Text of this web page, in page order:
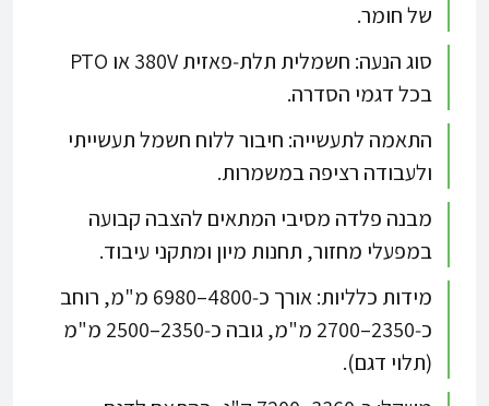
של חומר.​
סוג הנעה: חשמלית תלת‑פאזית 380V או PTO
בכל דגמי הסדרה.​
התאמה לתעשייה: חיבור ללוח חשמל תעשייתי
ולעבודה רציפה במשמרות.​
מבנה פלדה מסיבי המתאים להצבה קבועה
במפעלי מחזור, תחנות מיון ומתקני עיבוד.​
מידות כלליות: אורך כ‑4800–6980 מ"מ, רוחב
כ‑2350–2700 מ"מ, גובה כ‑2350–2500 מ"מ
(תלוי דגם).​